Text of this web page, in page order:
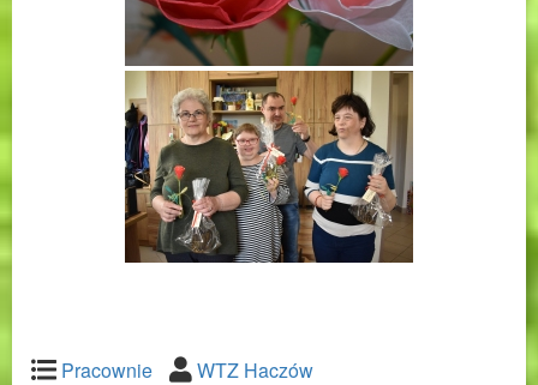
Pracownie WTZ Haczów